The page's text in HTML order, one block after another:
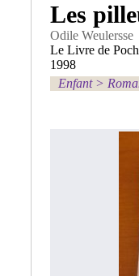
Les
Odile Weulersse
Le Livre de
1998
Enfant>